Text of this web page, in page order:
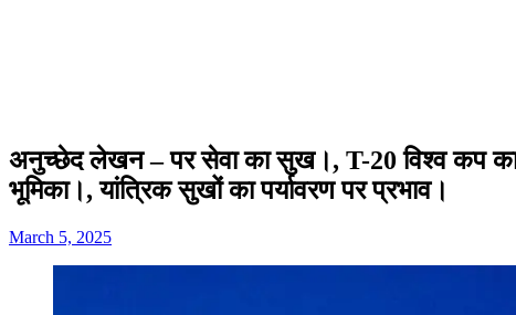
अनुच्छेद लेखन – पर सेवा का सुख।, T-20 विश्व कप का
भूमिका।, यांत्रिक सुखों का पर्यावरण पर प्रभाव।
March 5, 2025